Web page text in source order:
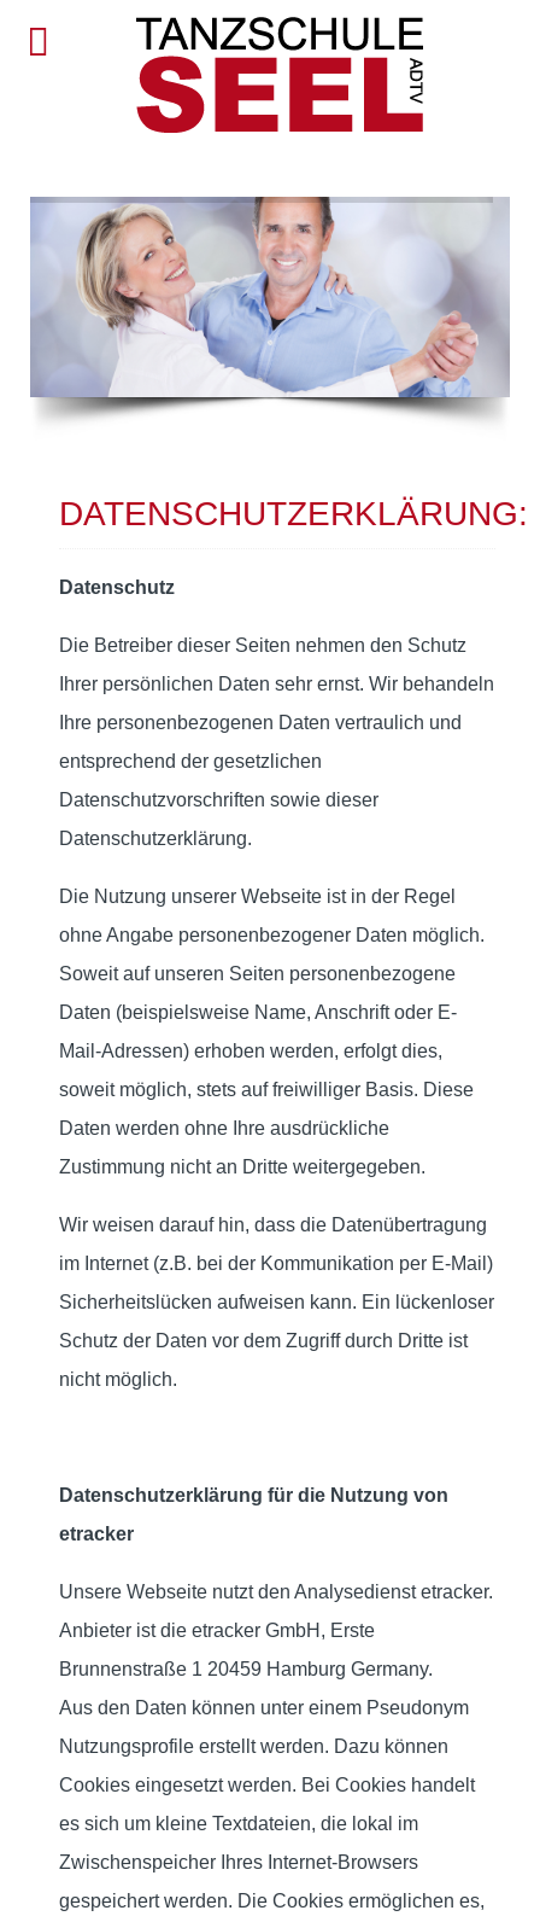
DATENSCHUTZERKLÄRUNG:
Datenschutz
Die Betreiber dieser Seiten nehmen den Schutz
Ihrer persönlichen Daten sehr ernst. Wir behandeln
Ihre personenbezogenen Daten vertraulich und
entsprechend der gesetzlichen
Datenschutzvorschriften sowie dieser
Datenschutzerklärung.
Die Nutzung unserer Webseite ist in der Regel
ohne Angabe personenbezogener Daten möglich.
Soweit auf unseren Seiten personenbezogene
Daten (beispielsweise Name, Anschrift oder E-
Mail-Adressen) erhoben werden, erfolgt dies,
soweit möglich, stets auf freiwilliger Basis. Diese
Daten werden ohne Ihre ausdrückliche
Zustimmung nicht an Dritte weitergegeben.
Wir weisen darauf hin, dass die Datenübertragung
im Internet (z.B. bei der Kommunikation per E-Mail)
Sicherheitslücken aufweisen kann. Ein lückenloser
Schutz der Daten vor dem Zugriff durch Dritte ist
nicht möglich.
Datenschutzerklärung für die Nutzung von
etracker
Unsere Webseite nutzt den Analysedienst etracker.
Anbieter ist die etracker GmbH, Erste
Brunnenstraße 1 20459 Hamburg Germany.
Aus den Daten können unter einem Pseudonym
Nutzungsprofile erstellt werden. Dazu können
Cookies eingesetzt werden. Bei Cookies handelt
es sich um kleine Textdateien, die lokal im
Zwischenspeicher Ihres Internet-Browsers
gespeichert werden. Die Cookies ermöglichen es,